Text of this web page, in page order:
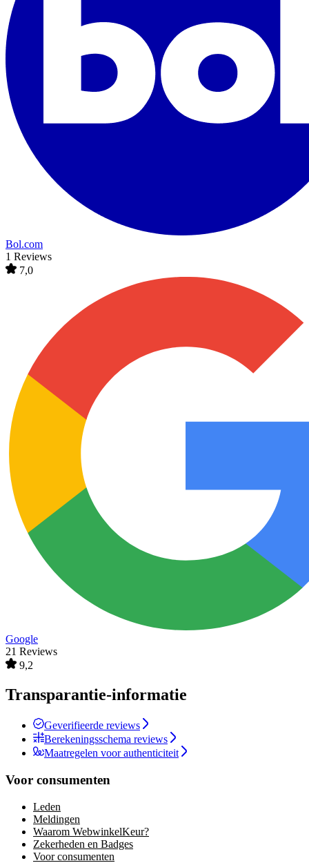
Bol.com
1 Reviews
7,0
Google
21 Reviews
9,2
Transparantie-informatie
Geverifieerde reviews
Berekeningsschema reviews
Maatregelen voor authenticiteit
Voor consumenten
Leden
Meldingen
Waarom WebwinkelKeur?
Zekerheden en Badges
Voor consumenten